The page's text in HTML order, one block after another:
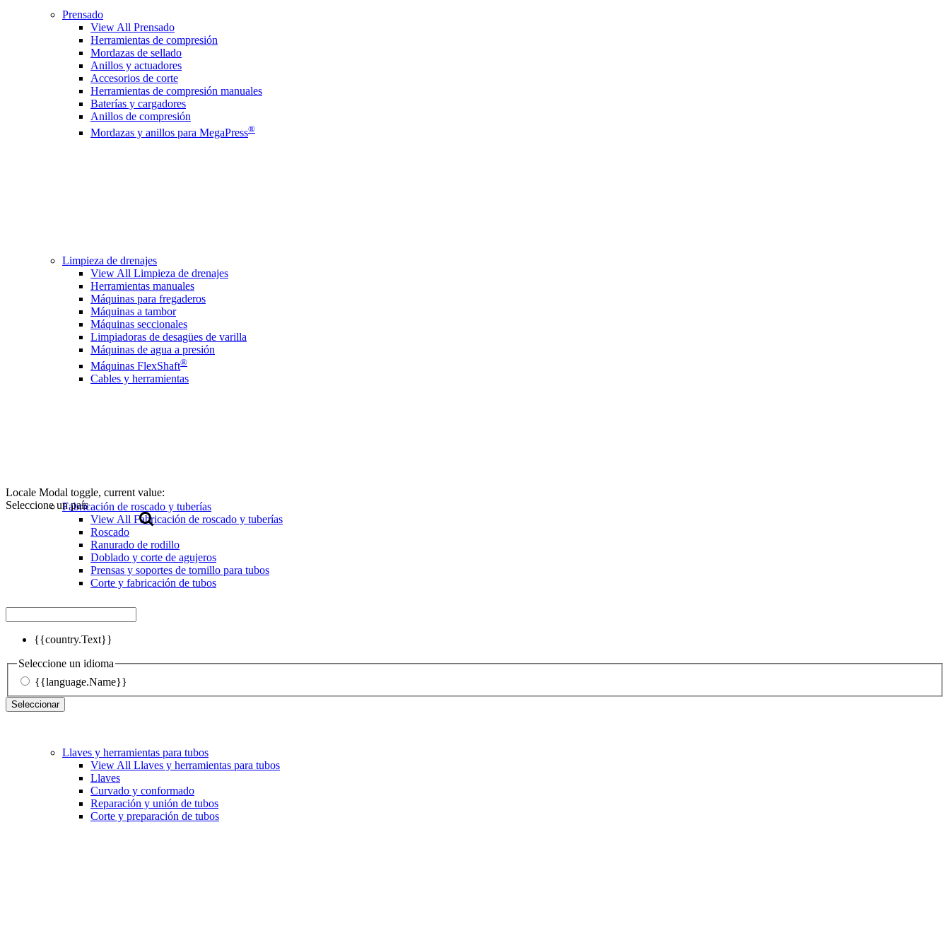
Locale Modal toggle, current value:
Seleccione un país
{{country.Text}}
Seleccione un idioma
{{language.Name}}
Seleccionar
Prensado
View All Prensado
Herramientas de compresión
Mordazas de sellado
Anillos y actuadores
Accesorios de corte
Herramientas de compresión manuales
Baterías y cargadores
Anillos de compresión
Mordazas y anillos para MegaPress®
Limpieza de drenajes
View All Limpieza de drenajes
Herramientas manuales
Máquinas para fregaderos
Máquinas a tambor
Máquinas seccionales
Limpiadoras de desagües de varilla
Máquinas de agua a presión
Máquinas FlexShaft®
Cables y herramientas
Fabricación de roscado y tuberías
View All Fabricación de roscado y tuberías
Roscado
Ranurado de rodillo
Doblado y corte de agujeros
Prensas y soportes de tornillo para tubos
Corte y fabricación de tubos
Llaves y herramientas para tubos
View All Llaves y herramientas para tubos
Llaves
Curvado y conformado
Reparación y unión de tubos
Corte y preparación de tubos